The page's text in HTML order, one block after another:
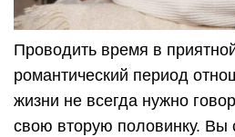
Проводить время в
романтический период
жизни не всегда нужно
свою вторую половинку. Вы